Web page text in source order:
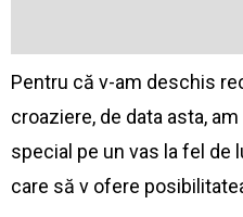
Pentru că v-am deschis
croaziere, de data asta, am
specialӑ pe un vas la fel
care să vӑ ofere